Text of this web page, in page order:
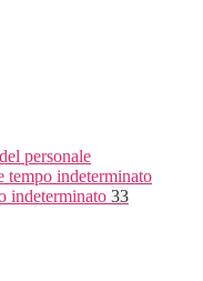
personale
tempo indeterminato
indeterminato 33